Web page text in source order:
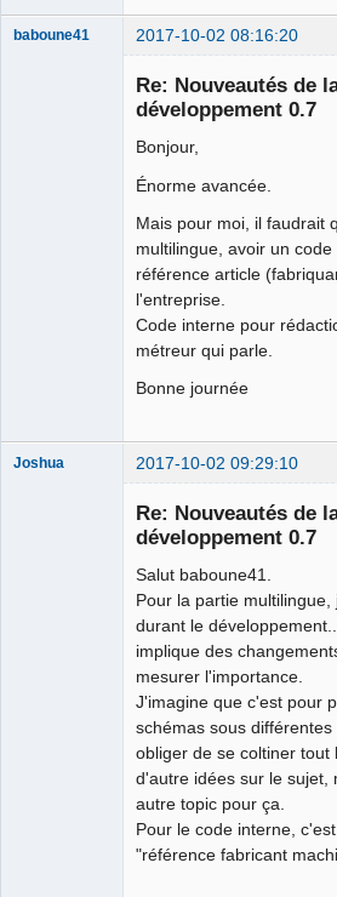
<text
couic...
baboune41 2017-10-02 08:16:20
Re: Nouveautés de
développement 0.7
Bonjour,
Énorme avancée.
Mais pour moi, il faudrait
multilingue, avoir un
référence article
l'entreprise.
Code interne pour
métreur qui parle.
Bonne journée
Joshua 2017-10-02 09:29:10
Re: Nouveautés de
développement 0.7
Salut baboune41.
Pour la partie
durant le
implique des
mesurer l'importance.
J'imagine que c'est pour
schémas sous
obliger de se coltiner tout
d'autre idées sur le sujet,
autre topic pour ça.
Pour le code interne,
"référence fabricant